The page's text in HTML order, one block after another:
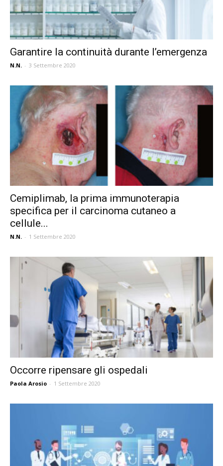
Garantire la continuità durante l’emergenza
N.N. - 3 Settembre 2020
Cemiplimab, la prima immunoterapia
specifica per il carcinoma cutaneo a
cellule...
N.N. - 1 Settembre 2020
Occorre ripensare gli ospedali
Paola Arosio - 1 Settembre 2020